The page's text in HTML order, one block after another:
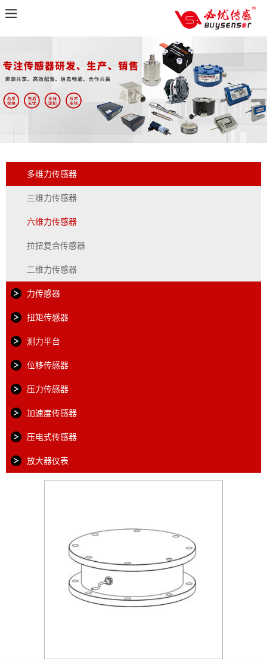
多维力传感器
三维力传感器
六维力传感器
拉扭复合传感器
二维力传感器
力传感器
扭矩传感器
测力平台
位移传感器
压力传感器
加速度传感器
压电式传感器
放大器仪表